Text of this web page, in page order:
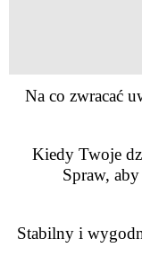
Na co zwracać
Kiedy Twoje
Spraw, aby
Stabilny i